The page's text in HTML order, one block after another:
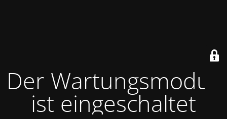
Der Wartungsmodus
ist eingeschaltet